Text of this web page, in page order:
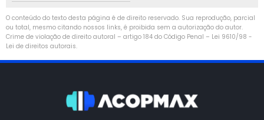
O conteúdo do texto desta página é de direito reservado. Sua reprodução, parcial
ou total, mesmo citando nossos links, é proibida sem a autorização do autor.
Crime de violação de direito autoral – artigo 184 do Código Penal – Lei 9610/98 -
Lei de direitos autorais.